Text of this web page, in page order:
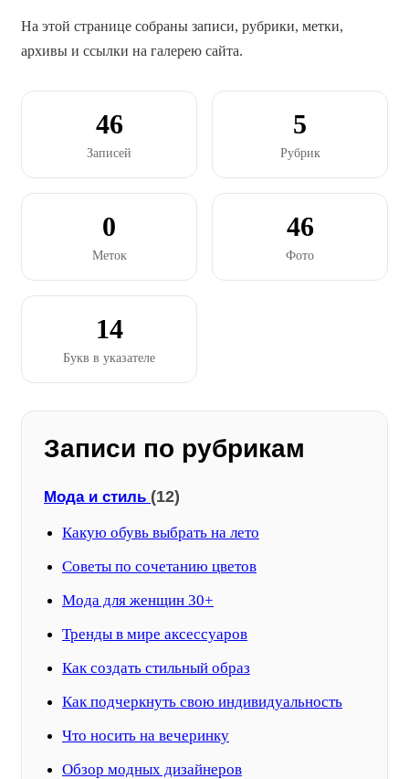
На этой странице собраны записи, рубрики, метки,
архивы и ссылки на галерею сайта.
46
Записей
5
Рубрик
0
Меток
46
Фото
14
Букв в указателе
Записи по рубрикам
Мода и стиль (12)
Какую обувь выбрать на лето
Советы по сочетанию цветов
Мода для женщин 30+
Тренды в мире аксессуаров
Как создать стильный образ
Как подчеркнуть свою индивидуальность
Что носить на вечеринку
Обзор модных дизайнеров